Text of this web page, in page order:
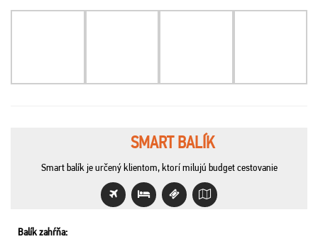
SMART BALÍK
Smart balík je určený klientom, ktorí milujú budget cestovanie
Balík zahŕňa: